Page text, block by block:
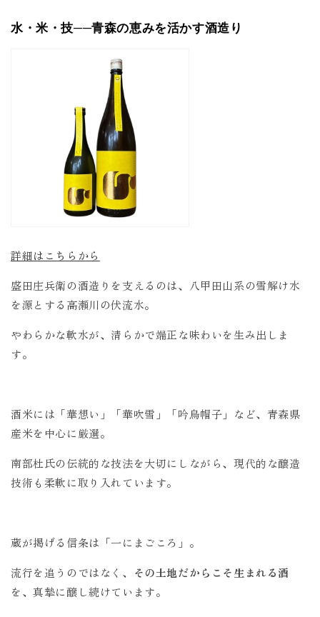
水・米・技──青森の恵みを活かす酒造り
詳細はこちらから
盛田庄兵衛の酒造りを支えるのは、八甲田山系の雪解け水
を源とする高瀬川の伏流水。
やわらかな軟水が、清らかで端正な味わいを生み出しま
す。
酒米には「華想い」「華吹雪」「吟烏帽子」など、青森県
産米を中心に厳選。
南部杜氏の伝統的な技法を大切にしながら、現代的な醸造
技術も柔軟に取り入れています。
蔵が掲げる信条は「一にまごころ」。
流行を追うのではなく、
その土地だからこそ生まれる酒
を、真摯に醸し続けています。